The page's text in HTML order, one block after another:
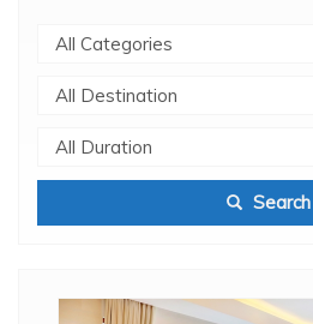
Search